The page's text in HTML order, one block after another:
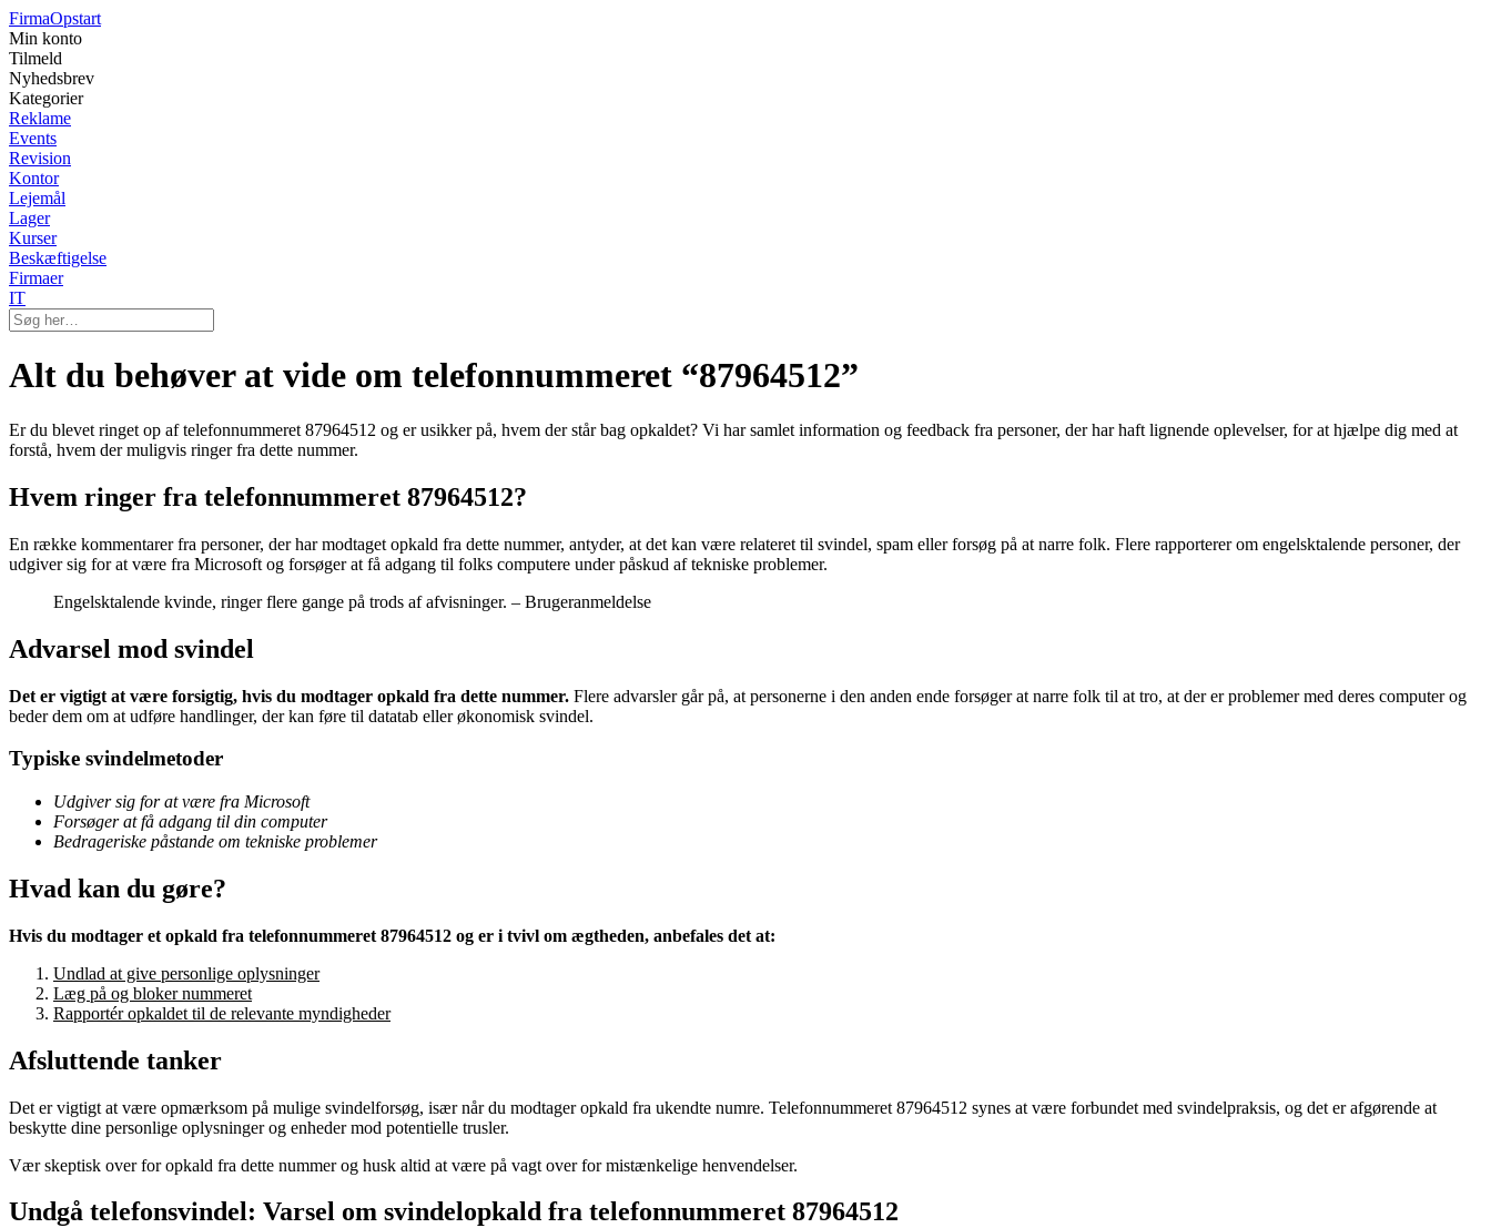
FirmaOpstart
Min konto
Tilmeld
Nyhedsbrev
Kategorier
Reklame
Events
Revision
Kontor
Lejemål
Lager
Kurser
Beskæftigelse
Firmaer
IT
Alt du behøver at vide om telefonnummeret “87964512”
Er du blevet ringet op af telefonnummeret 87964512 og er usikker på, hvem der står bag opkaldet? Vi har samlet information og feedback fra personer, der har haft lignende oplevelser, for at hjælpe dig med at
forstå, hvem der muligvis ringer fra dette nummer.
Hvem ringer fra telefonnummeret 87964512?
En række kommentarer fra personer, der har modtaget opkald fra dette nummer, antyder, at det kan være relateret til svindel, spam eller forsøg på at narre folk. Flere rapporterer om engelsktalende personer, der
udgiver sig for at være fra Microsoft og forsøger at få adgang til folks computere under påskud af tekniske problemer.
Engelsktalende kvinde, ringer flere gange på trods af afvisninger. – Brugeranmeldelse
Advarsel mod svindel
Det er vigtigt at være forsigtig, hvis du modtager opkald fra dette nummer. Flere advarsler går på, at personerne i den anden ende forsøger at narre folk til at tro, at der er problemer med deres computer og
beder dem om at udføre handlinger, der kan føre til datatab eller økonomisk svindel.
Typiske svindelmetoder
Udgiver sig for at være fra Microsoft
Forsøger at få adgang til din computer
Bedrageriske påstande om tekniske problemer
Hvad kan du gøre?
Hvis du modtager et opkald fra telefonnummeret 87964512 og er i tvivl om ægtheden, anbefales det at:
Undlad at give personlige oplysninger
Læg på og bloker nummeret
Rapportér opkaldet til de relevante myndigheder
Afsluttende tanker
Det er vigtigt at være opmærksom på mulige svindelforsøg, især når du modtager opkald fra ukendte numre. Telefonnummeret 87964512 synes at være forbundet med svindelpraksis, og det er afgørende at
beskytte dine personlige oplysninger og enheder mod potentielle trusler.
Vær skeptisk over for opkald fra dette nummer og husk altid at være på vagt over for mistænkelige henvendelser.
Undgå telefonsvindel: Varsel om svindelopkald fra telefonnummeret 87964512